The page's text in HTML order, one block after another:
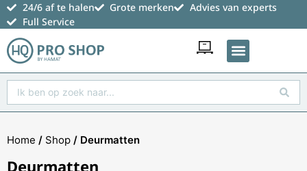
24/6 af te halen Grote merken
Advies van experts
Full Service
Home / Shop / Deurmatten
Deurmatten